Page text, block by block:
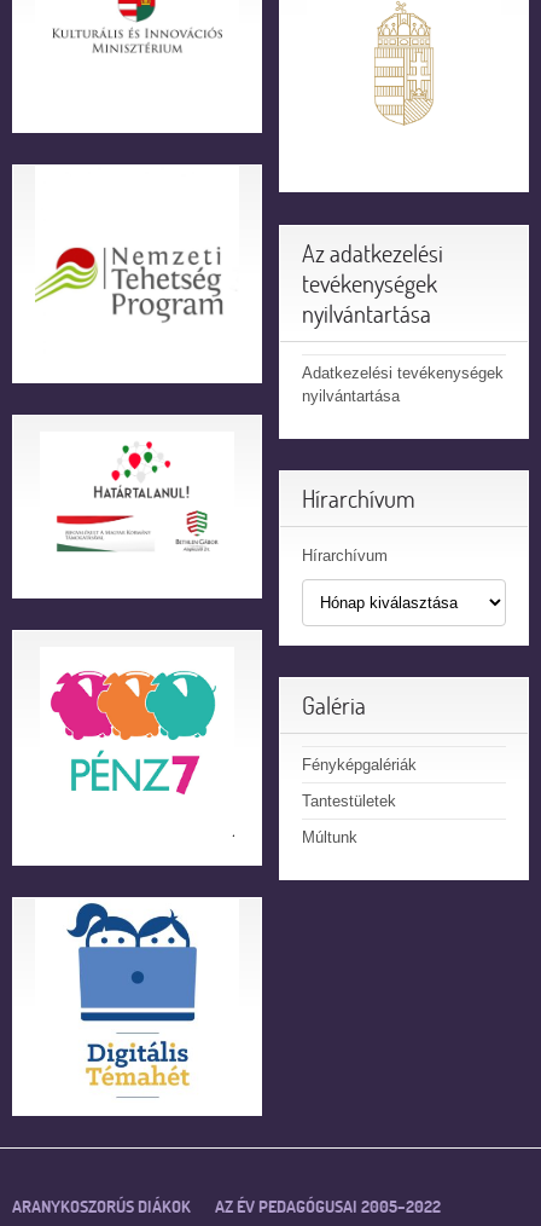
Az adatkezelési
tevékenységek
nyilvántartása
Adatkezelési tevékenységek
nyilvántartása
Hírarchívum
Hírarchívum
Galéria
Fényképgalériák
Tantestületek
Múltunk
ARANYKOSZORÚS DIÁKOK AZ ÉV PEDAGÓGUSAI 2005–2022